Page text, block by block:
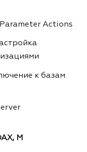
Actions
к базам
M